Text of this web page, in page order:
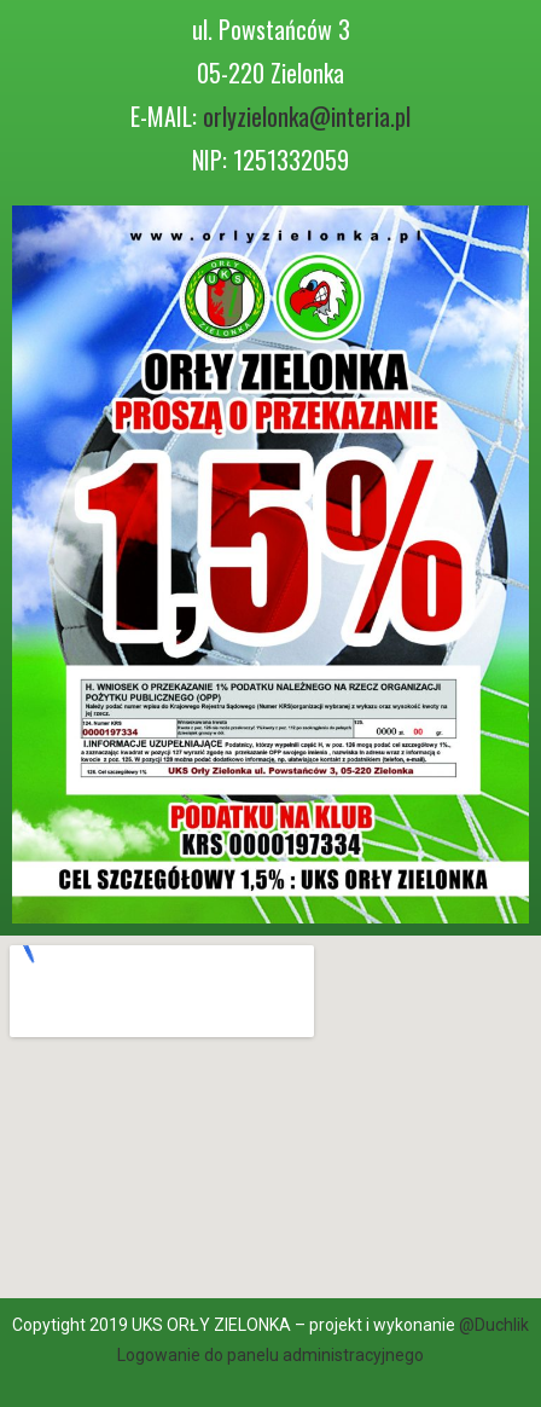
ul. Powstańców 3
05-220 Zielonka
E-MAIL: orlyzielonka@interia.pl
NIP: 1251332059
Copytight 2019 UKS ORŁY ZIELONKA – projekt i wykonanie @Duchlik
Logowanie do panelu administracyjnego